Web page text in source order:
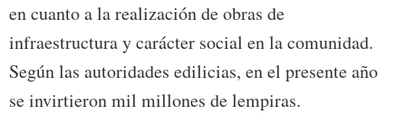
en cuanto a la realización de obras de
infraestructura y carácter social en la comunidad.
Según las autoridades edilicias, en el presente año
se invirtieron mil millones de lempiras.